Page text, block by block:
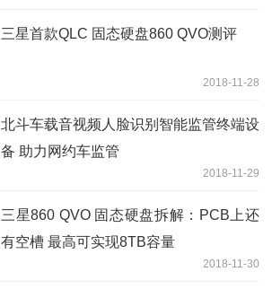
三星首款QLC 固态硬盘860 QVO测评
2018-11-28
北斗车载音视频人脸识别智能监管终端设
备 助力网约车监管
2018-11-29
三星860 QVO 固态硬盘拆解：PCB上还
有空槽 最高可实现8TB容量
2018-11-30